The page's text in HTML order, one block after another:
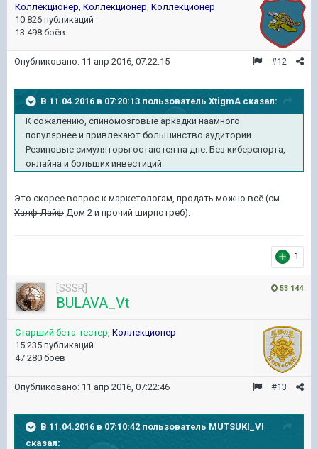
Коллекционер Коллекционер Коллекционер
10 826 публикаций
13 498 боёв
#12
Опубликовано: 11 апр 2016, 07:22:15
В 11.04.2016 в 07:20:13 пользователь XtigmA сказал:
К сожалению, спиномозговые аркадки наамного
популярнее и привлекают большинство аудитории.
Резиновые симуляторы остаются на дне. Без киберспорта,
онлайна и больших инвестиций
Это скорее вопрос к маркетологам, продать можно всё (см.
Халф-Лайф Дом 2 и прочий ширпотреб).
1
53 144
[SSSR]
BULAVA_Vt
Старший бета-тестер Коллекционер
15 235 публикаций
47 280 боёв
#13
Опубликовано: 11 апр 2016, 07:22:46
В 11.04.2016 в 07:10:42 пользователь MUTSUKI_VI
сказал: